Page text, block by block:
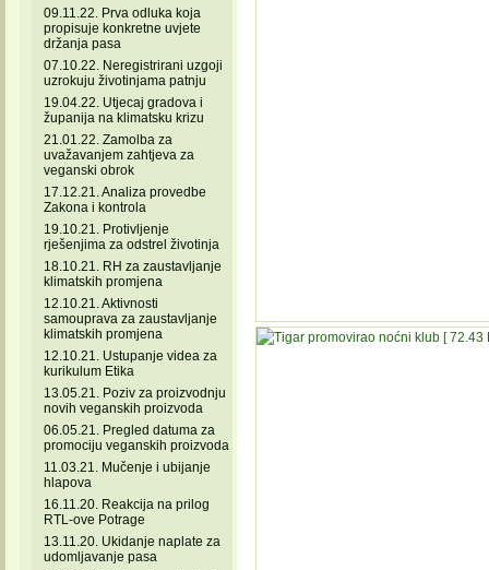
09.11.22. Prva odluka koja
propisuje konkretne uvjete
držanja pasa
07.10.22. Neregistrirani uzgoji
uzrokuju životinjama patnju
19.04.22. Utjecaj gradova i
županija na klimatsku krizu
21.01.22. Zamolba za
uvažavanjem zahtjeva za
veganski obrok
17.12.21. Analiza provedbe
Zakona i kontrola
19.10.21. Protivljenje
rješenjima za odstrel životinja
18.10.21. RH za zaustavljanje
klimatskih promjena
12.10.21. Aktivnosti
samouprava za zaustavljanje
klimatskih promjena
12.10.21. Ustupanje videa za
kurikulum Etika
13.05.21. Poziv za proizvodnju
novih veganskih proizvoda
06.05.21. Pregled datuma za
promociju veganskih proizvoda
11.03.21. Mučenje i ubijanje
hlapova
16.11.20. Reakcija na prilog
RTL-ove Potrage
13.11.20. Ukidanje naplate za
udomljavanje pasa